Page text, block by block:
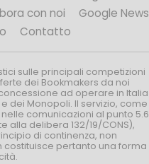
con noi
Google News
Contatto
sulle principali competizioni
dei Bookmakers da noi
ad operare in Italia
dei Monopoli. Il servizio, come
comunicazioni al punto 5.6
alla delibera 132/19/CONS),
di continenza, non
costituisce pertanto una forma